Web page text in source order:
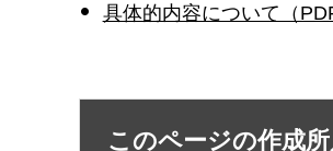
具体的内容について（
このページの作成